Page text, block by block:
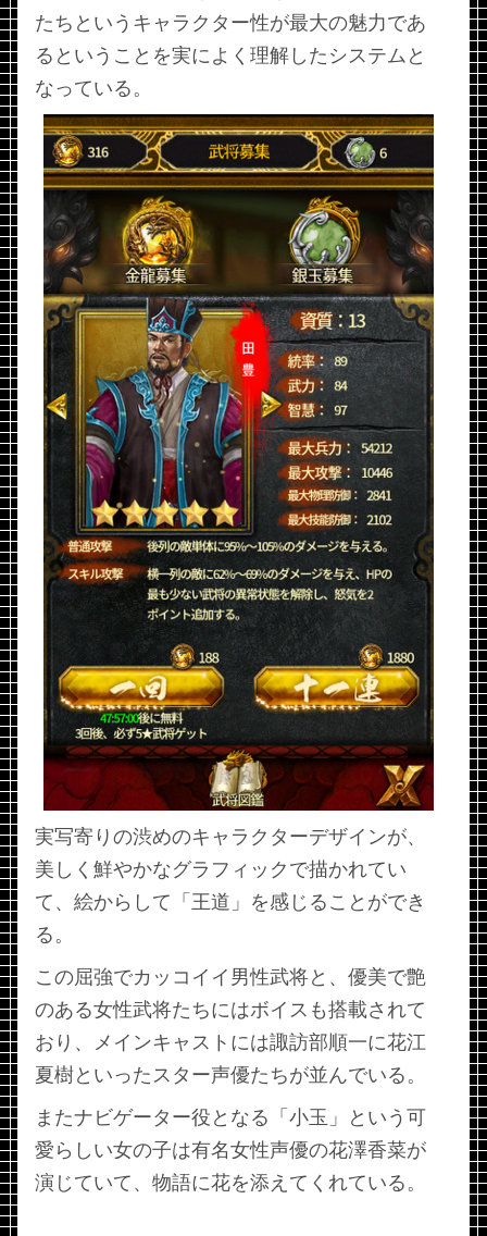
たちというキャラクター性が最大の魅力であ
るということを実によく理解したシステムと
なっている。
実写寄りの渋めのキャラクターデザインが、
美しく鮮やかなグラフィックで描かれてい
て、絵からして「王道」を感じることができ
る。
この屈強でカッコイイ男性武将と、優美で艶
のある女性武将たちにはボイスも搭載されて
おり、メインキャストには諏訪部順一に花江
夏樹といったスター声優たちが並んでいる。
またナビゲーター役となる「小玉」という可
愛らしい女の子は有名女性声優の花澤香菜が
演じていて、物語に花を添えてくれている。